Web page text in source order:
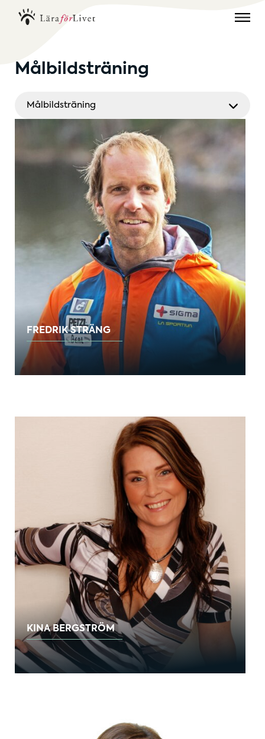
Målbildsträning
Målbildsträning
FREDRIK STRÄNG
KINA BERGSTRÖM